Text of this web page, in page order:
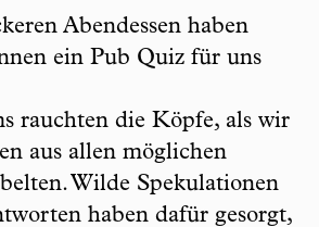
Abendessen haben
ein Pub Quiz für uns
rauchten die Köpfe, als wir
aus allen möglichen
Wilde Spekulationen
haben dafür gesorgt,